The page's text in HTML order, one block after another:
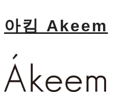
아킴 Akeem